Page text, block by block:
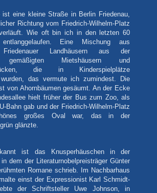
ist eine kleine Straße in Berlin Friedenau,
Richtung vom Friedrich-Wilhelm-Platz
Wie oft bin ich in den letzten 60
Eine Mischung aus
Friedenauer Landhäusern aus der
gemäßigten Mietshäusern und
die in Kinderspielplätze
das vermute ich zumindest. Die
von Ahornbäumen gesäumt. An der Ecke
hielt früher der Bus zum Zoo, als
Bahn gab und der Friedrich-Wilhelm-Platz
großes Oval war, das in der
glänzte.
ist das Knusperhäuschen in der
dem der Literaturnobelpreisträger Günter
Romane schrieb. Im Nachbarhaus
einst der Expressionist Karl Schmidt-
der Schriftsteller Uwe Johnson, in